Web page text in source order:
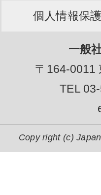
個人情報保
一般
〒164-0011
TEL
Copy right (c)